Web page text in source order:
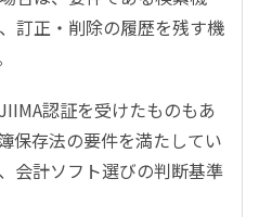
訂正・削除の履歴を残す機
認証を受けたものもあ
保存法の要件を満たしてい
会計ソフト選びの判断基準